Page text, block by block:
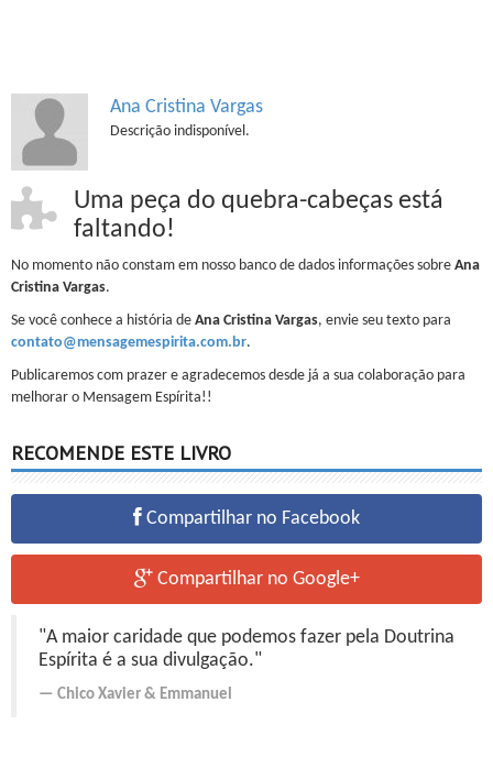
Ana Cristina Vargas
Descrição indisponível.
Uma peça do quebra-cabeças está
faltando!
No momento não constam em nosso banco de dados informações sobre Ana
Cristina Vargas.
Se você conhece a história de Ana Cristina Vargas, envie seu texto para
contato@mensagemespirita.com.br.
Publicaremos com prazer e agradecemos desde já a sua colaboração para
melhorar o Mensagem Espírita!!
RECOMENDE ESTE LIVRO
Compartilhar no Facebook
Compartilhar no Google+
"A maior caridade que podemos fazer pela Doutrina
Espírita é a sua divulgação."
Chico Xavier & Emmanuel